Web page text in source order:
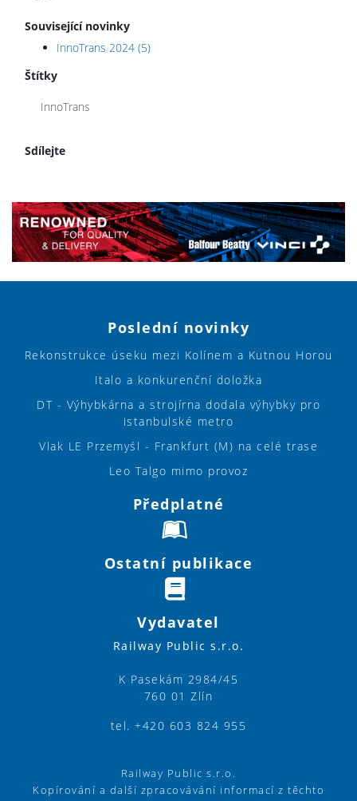
Související novinky
InnoTrans 2024 (5)
Štítky
InnoTrans
Sdílejte
Poslední novinky
Rekonstrukce úseku mezi Kolínem a Kutnou Horou
Italo a konkurenční doložka
DT - Výhybkárna a strojírna dodala výhybky pro
istanbulské metro
Vlak LE Przemyśl - Frankfurt (M) na celé trase
Leo Talgo mimo provoz
Předplatné
Ostatní publikace
Vydavatel
Railway Public s.r.o.
K Pasekám 2984/45
760 01 Zlín
tel. +420 603 824 955
Railway Public s.r.o.
Kopírování a další zpracovávání informací z těchto